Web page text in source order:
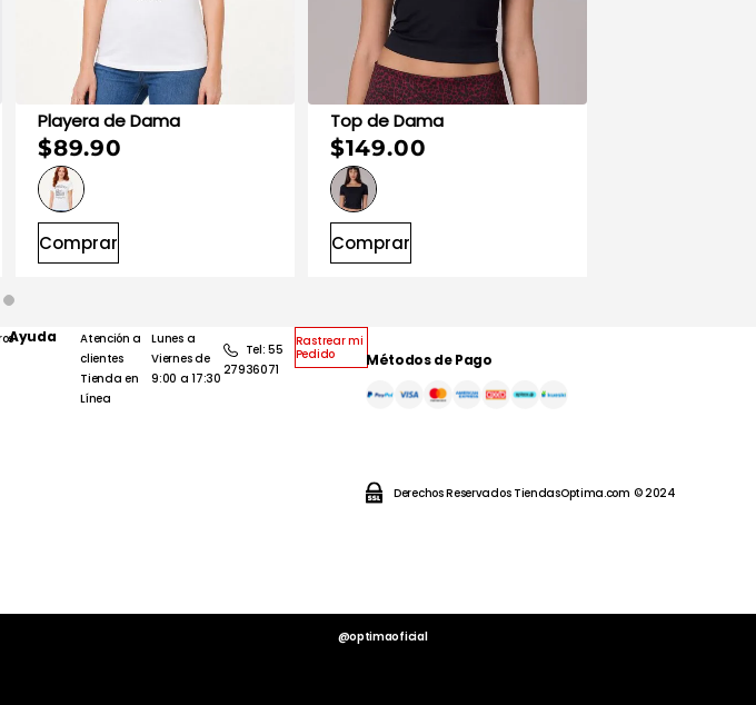
Playera de Dama
$89.90
Comprar
Top de Dama
$149.00
Comprar
Ayuda
Atención a
clientes
Tienda en
Línea
Lunes a
Viernes de
9:00 a 17:30
Tel: 55
27936071
Rastrear mi
Pedido
Métodos de Pago
Derechos Reservados TiendasOptima.com © 2024
@optimaoficial